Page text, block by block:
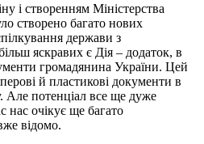
і створенням Міністерства
створено багато нових
держави з
яскравих є Дія – додаток, в
громадянина України. Цей
й пластикові документи в
потенціал все ще дуже
нас очікує ще багато
відомо.